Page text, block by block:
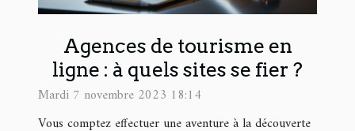
Agences de tourisme en
ligne : à quels sites se fier ?
Mardi 7 novembre 2023 18:14
Vous comptez effectuer une aventure à la découverte